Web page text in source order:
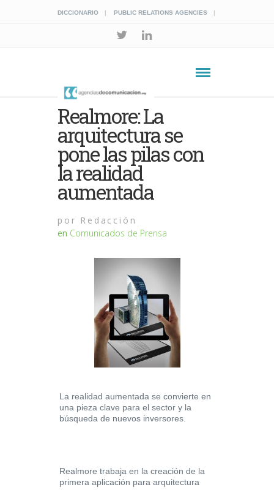
DICCIONARIO PUBLIC RELATIONS AGENCIES
Realmore: La
arquitectura se
pone las pilas con
la realidad
aumentada
por Redacción
en Comunicados de Prensa
La realidad aumentada se convierte en
una pieza clave para el sector y la
búsqueda de nuevos inversores.
Realmore trabaja en la creación de la
primera aplicación para arquitectura